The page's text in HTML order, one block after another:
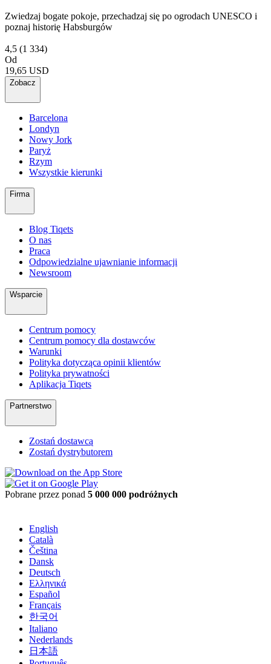
Zwiedzaj bogate pokoje, przechadzaj się po ogrodach UNESCO i
poznaj historię Habsburgów
4,5 (1 334)
Od
19,65 USD
Zobacz
Barcelona
Londyn
Nowy Jork
Paryż
Rzym
Wszystkie kierunki
Firma
Blog Tiqets
O nas
Praca
Odpowiedzialne ujawnianie informacji
Newsroom
Wsparcie
Centrum pomocy
Centrum pomocy dla dostawców
Warunki
Polityka dotycząca opinii klientów
Polityka prywatności
Aplikacja Tiqets
Partnerstwo
Zostań dostawcą
Zostań dystrybutorem
Pobrane przez ponad 5 000 000 podróżnych
English
Català
Čeština
Dansk
Deutsch
Ελληνικά
Español
Français
한국어
Italiano
Nederlands
日本語